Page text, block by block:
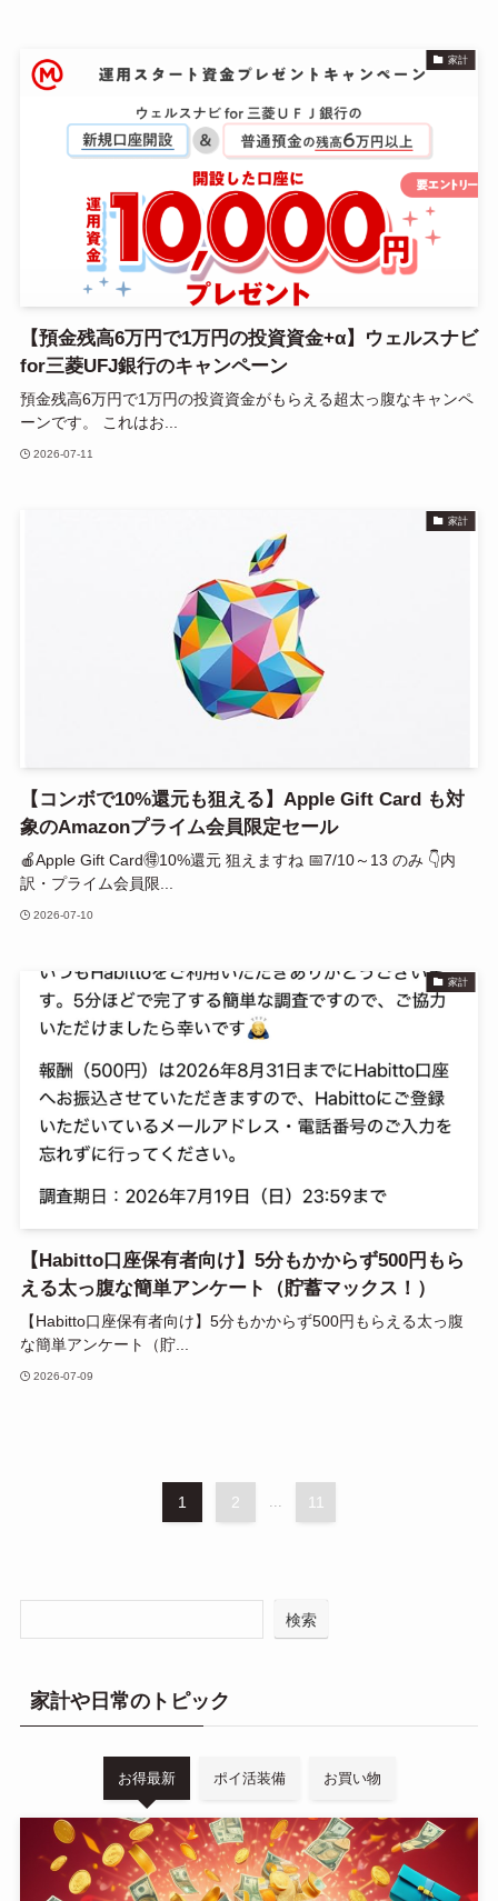
家計
【預金残高6万円で1万円の投資資金+α】ウェルスナビ
for三菱UFJ銀行のキャンペーン
預金残高6万円で1万円の投資資金がもらえる超太っ腹なキャンペ
ーンです。 これはお...
2026-07-11
家計
【コンボで10%還元も狙える】Apple Gift Card も対
象のAmazonプライム会員限定セール
🍎Apple Gift Card🉐10%還元 狙えますね 📅7/10～13 のみ 👇内
訳・プライム会員限...
2026-07-10
家計
【Habitto口座保有者向け】5分もかからず500円もら
える太っ腹な簡単アンケート（貯蓄マックス！）
【Habitto口座保有者向け】5分もかからず500円もらえる太っ腹
な簡単アンケート（貯...
2026-07-09
1 2 11
検索
家計や日常のトピック
お得最新 ポイ活装備 お買い物